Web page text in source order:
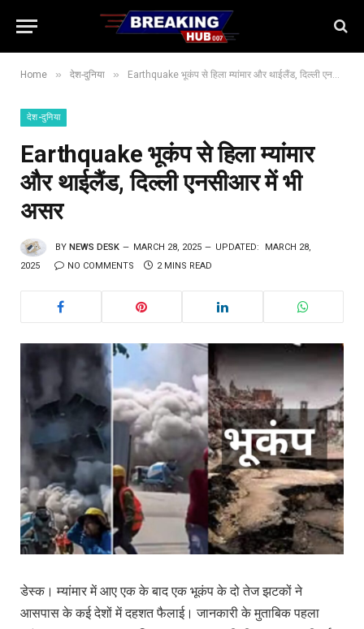
Home » देश-दुनिया » Earthquake भूकंप से हिला म्यांमार और थाईलैंड, दिल्ली एनसीआर में भी असर
देश-दुनिया
Earthquake भूकंप से हिला म्यांमार
और थाईलैंड, दिल्ली एनसीआर में भी
असर
BY NEWS DESK MARCH 28, 2025 UPDATED:
MARCH 28,
2025
NO COMMENTS 2 MINS READ
डेस्क। म्यांमार में आए एक के बाद एक भूकंप के दो तेज झटकों ने
आसपास के कई देशों में दहशत फैलाई। जानकारी के मुताबिक पहला